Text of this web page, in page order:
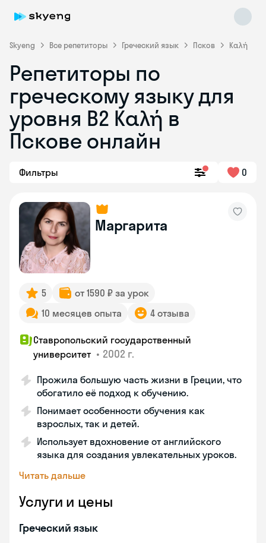
Skyeng Все репетиторы Греческий язык Псков Καλή
Репетиторы по
греческому языку для
уровня Β2 Καλή в
Пскове онлайн
Фильтры 0
Маргарита
5
от 1590 ₽ за урок
10 месяцев опыта
4 отзыва
Ставропольский государственный
университет • 2002 г.
Прожила большую часть жизни в Греции, что
обогатило её подход к обучению.
Понимает особенности обучения как
взрослых, так и детей.
Использует вдохновение от английского
языка для создания увлекательных уроков.
Читать дальше
Услуги и цены
Греческий язык
Skyeng Chat